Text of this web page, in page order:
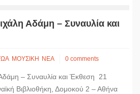
Αδάμη – Συναυλία και
ΜΟΥΣΙΚΗ ΝΕΑ 0 comments
– Συναυλία και Έκθεση 21
Βιβλιοθήκη, Δομοκού 2 – Αθήνα